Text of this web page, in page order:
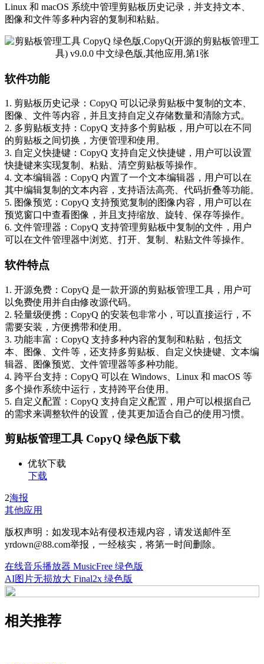
Linux 和 macOS 系统中管理剪贴板历史记录，并支持文本、
图像和文件等多种内容的复制和粘贴。
软件功能
1. 剪贴板历史记录：CopyQ 可以记录剪贴板中复制的文本、
图像、文件等内容，并且支持自定义存储数量和清除方式。
2. 多剪贴板支持：CopyQ 支持多个剪贴板，用户可以在不同
的剪贴板之间切换，方便管理和使用。
3. 自定义快捷键：CopyQ 支持自定义快捷键，用户可以设置
快捷键来实现复制、粘贴、清空剪贴板等操作。
4. 文本编辑器：CopyQ 内置了一个文本编辑器，用户可以在
其中编辑复制的文本内容，支持语法高亮、代码折叠等功能。
5. 图像预览：CopyQ 支持预览复制的图像内容，用户可以在
预览窗口中查看图像，并且支持缩放、旋转、保存等操作。
6. 文件管理器：CopyQ 支持管理剪贴板中复制的文件，用户
可以在文件管理器中浏览、打开、复制、粘贴文件等操作。
软件特点
1. 开源免费：CopyQ 是一款开源的剪贴板管理工具，用户可
以免费使用并自由修改源代码。
2. 轻量级便携：CopyQ 的安装包非常小，可以直接运行，不
需要安装，方便携带和使用。
3. 功能丰富：CopyQ 支持多种内容的复制和粘贴，包括文
本、图像、文件等，还支持多剪贴板、自定义快捷键、文本编
辑器、图像预览、文件管理器等多种功能。
4. 跨平台支持：CopyQ 可以在 Windows、Linux 和 macOS 等
多个操作系统中运行，支持跨平台使用。
5. 自定义配置：CopyQ 支持自定义配置，用户可以根据自己
的需求来调整软件的设置，使其更加适合自己的使用习惯。
剪贴板管理工具 CopyQ 绿色版下载
优软下载
下载
2海报
其他应用
版权声明：如发现本站有侵权违规内容，请发送邮件至
yrdown@88.com举报，一经核实，将第一时间删除。
在线音乐播放器 MusicFree 绿色版
AI图片无损放大 Final2x 绿色版
相关推荐